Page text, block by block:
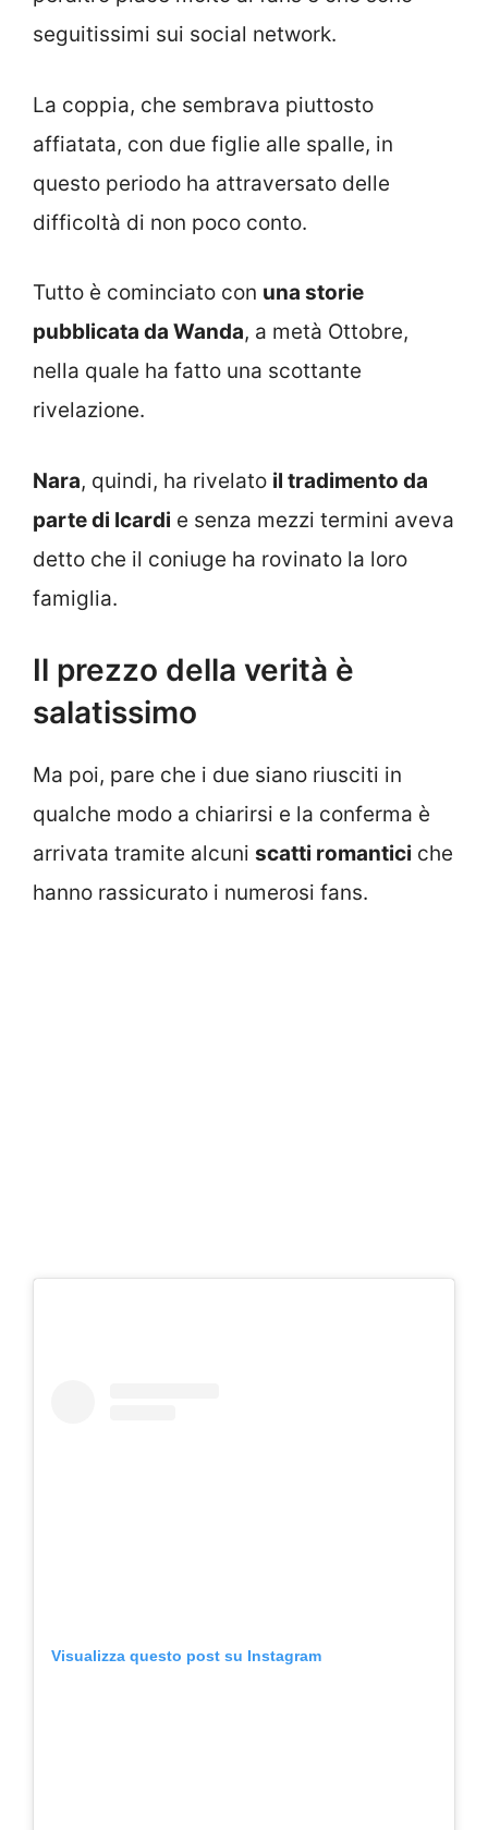
seguitissimi sui social network.
La coppia, che sembrava piuttosto
affiatata, con due figlie alle spalle, in
questo periodo ha attraversato delle
difficoltà di non poco conto.
Tutto è cominciato con una storie
pubblicata da Wanda, a metà Ottobre,
nella quale ha fatto una scottante
rivelazione.
Nara, quindi, ha rivelato il tradimento da
parte di Icardi e senza mezzi termini aveva
detto che il coniuge ha rovinato la loro
famiglia.
Il prezzo della verità è
salatissimo
Ma poi, pare che i due siano riusciti in
qualche modo a chiarirsi e la conferma è
arrivata tramite alcuni scatti romantici che
hanno rassicurato i numerosi fans.
Visualizza questo post su Instagram